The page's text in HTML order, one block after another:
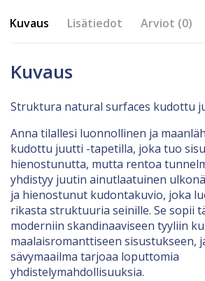
Kuvaus Lisätiedot Arviot (0)
Kuvaus
Struktura natural surfaces kudottu
Anna tilallesi luonnollinen ja
kudottu juutti -tapetilla, joka tuo
hienostunutta, mutta rentoa
yhdistyy juutin ainutlaatuinen
ja hienostunut kudontakuvio, joka
rikasta struktuuria seinille. Se sopii
moderniin skandinaaviseen tyyliin
maalaisromanttiseen sisustukseen,
sävymaailma tarjoaa loputtomia
yhdistelymahdollisuuksia.